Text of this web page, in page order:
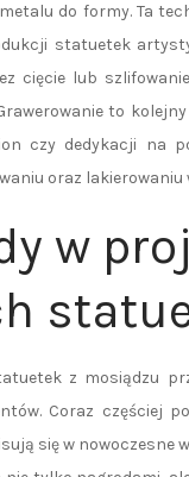
do formy. Ta
statuetek
cięcie lub
to
czy dedykacji na
oraz
w
z mosiądzu
Coraz częściej
się w nowoczesne